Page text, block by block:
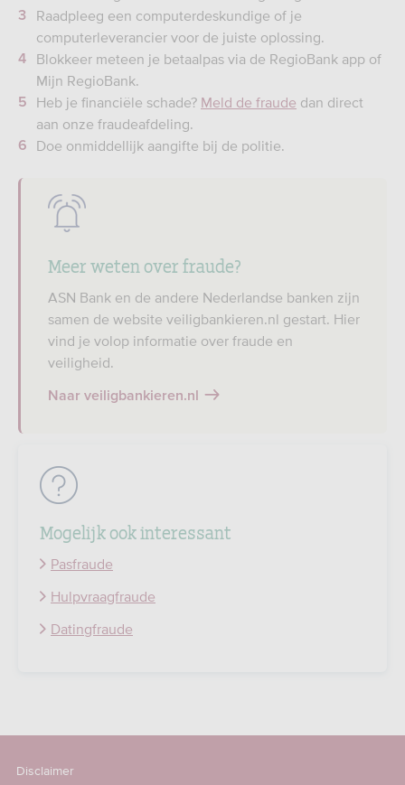
Raadpleeg een computerdeskundige of je
computerleverancier voor de juiste oplossing.
Blokkeer meteen je betaalpas via de RegioBank app of
Mijn RegioBank.
Heb je financiële schade? Meld de fraude dan direct
aan onze fraudeafdeling.
Doe onmiddellijk aangifte bij de politie.
Meer weten over fraude?
ASN Bank en de andere Nederlandse banken zijn
samen de website veiligbankieren.nl gestart. Hier
vind je volop informatie over fraude en
veiligheid.
Naar veiligbankieren.nl
Mogelijk ook interessant
Pasfraude
Hulpvraagfraude
Datingfraude
Disclaimer